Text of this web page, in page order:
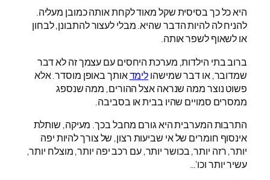
היא כל כך בסיסית שקל מאוד לקחת אותה כמובן מעליה.
להניח לה להיות הדבר שהיא. מבלי לעצור להתבונן, לבחון
או לשאוף לשפר אותה.
ברוב בתי הילדות, מערכת היחסים עם עצמך זה לא דבר
שמדובר, או דבר שמישהולימדאותך באופן מוסדר. אלא
פשוט נוצר ממה שנראה אצל ההורים, ממה שנספג
ממסרים סמויים שהיו בבית או בסביבה.
התרבות המערבית היא גורם מחבל בכך. מעיקה, שותלת
אינסוף חומרים של אי שביעות רצון, של צורך להיות יפה
יותר, רזה יותר, בכושר יותר, עם רכב יפה יותר, מוצלח יותר,
עשיר יותר וכו'…